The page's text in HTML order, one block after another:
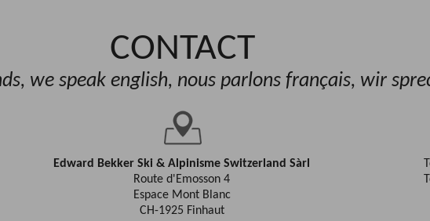
CONTACT
we speak english, nous parlons français, wir
Edward Bekker Ski & Alpinisme Switzerland Sàrl
Route d'Emosson 4
Espace Mont Blanc
CH-1925 Finhaut